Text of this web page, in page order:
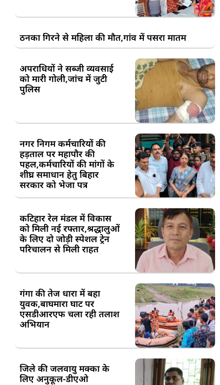
ठनका गिरने से महिला की मौत,गांव में पसरा मातम
अपराधियों ने सब्जी व्यवसाई
को मारी गोली,जांच में जुटी
पुलिस
नगर निगम कर्मचारियों की
हड़ताल पर महापौर की
पहल,कर्मचारियों की मांगों के
शीघ्र समाधान हेतु बिहार
सरकार को भेजा पत्र
कटिहार रेल मंडल में विकास
को मिली नई रफ्तार,श्रद्धालुओं
के लिए दो जोड़ी स्पेशल ट्रेन
परिचालन से मिली राहत
गंगा की तेज धारा में बहा
युवक,बाघमारा घाट पर
एसडीआरएफ चला रही तलाश
अभियान
जिले की जलवायु मक्का के
लिए अनुकूल-डीएओ